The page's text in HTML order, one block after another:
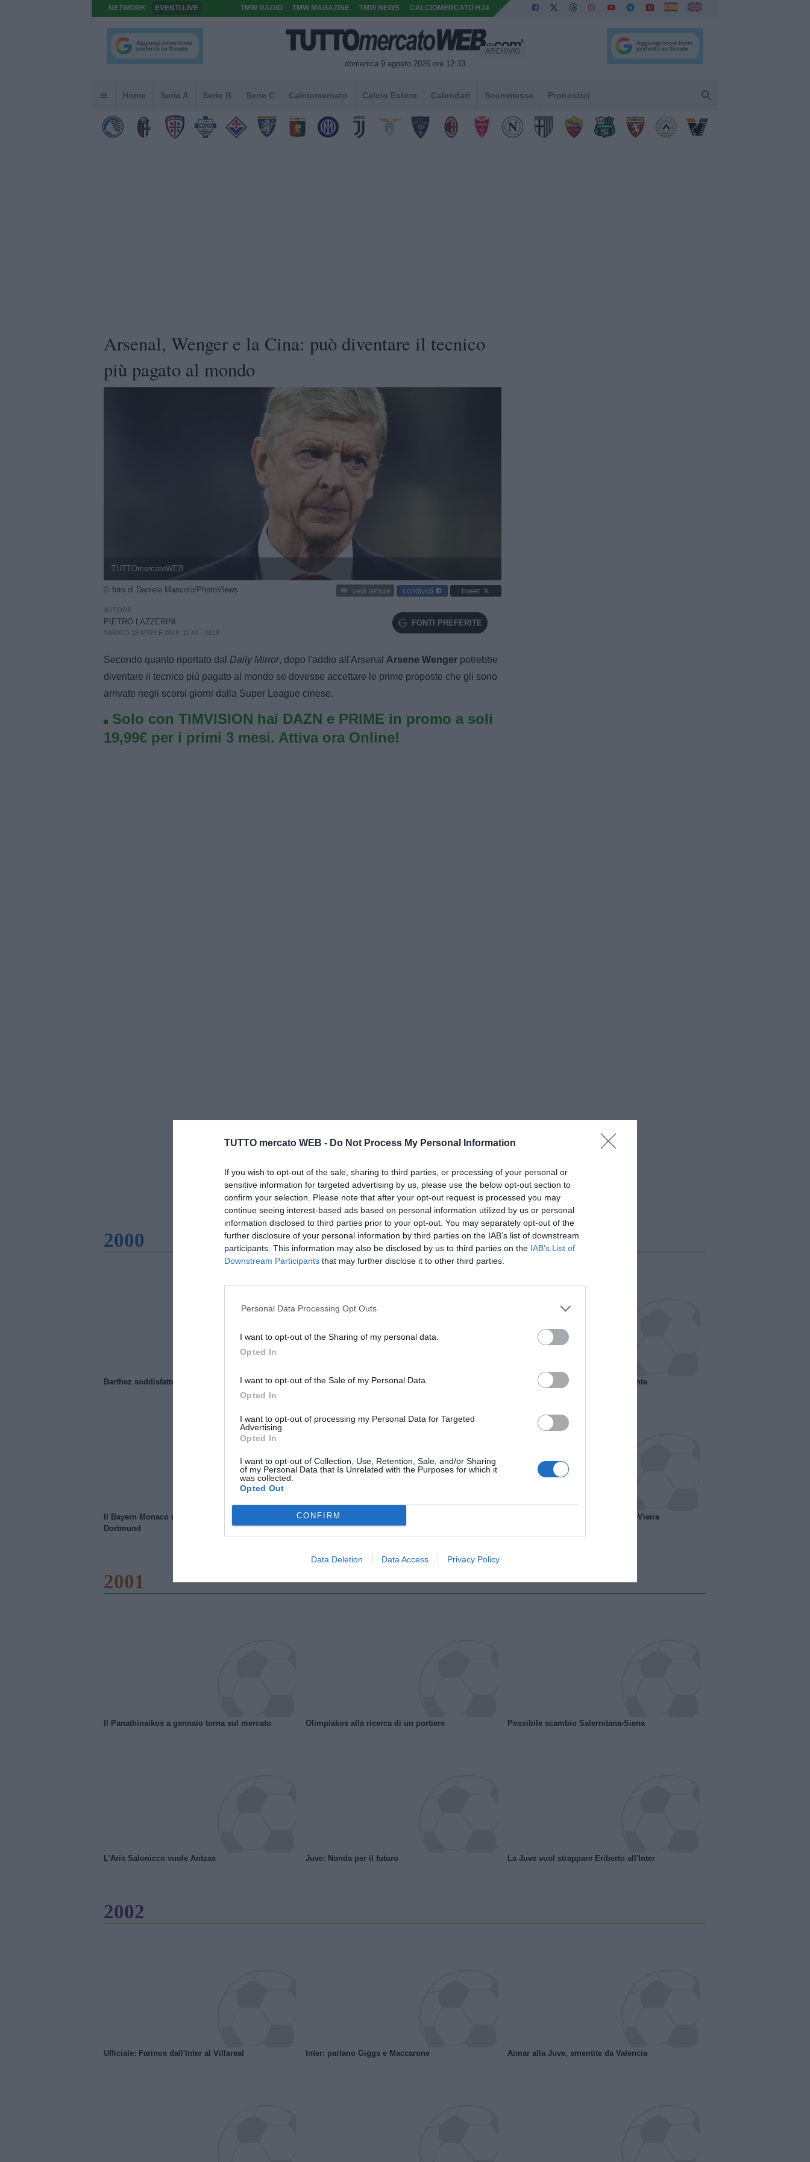
TUTTO mercato WEB - Do Not Process My Personal Information
If you wish to opt-out of the sale, sharing to third parties, or processing of your personal or
sensitive information for targeted advertising by us, please use the below opt-out section to
confirm your selection. Please note that after your opt-out request is processed you may
continue seeing interest-based ads based on personal information utilized by us or personal
information disclosed to third parties prior to your opt-out. You may separately opt-out of the
further disclosure of your personal information by third parties on the IAB’s list of downstream
participants. This information may also be disclosed by us to third parties on the IAB’s List of
Downstream Participants that may further disclose it to other third parties.
Personal Data Processing Opt Outs
I want to opt-out of the Sharing of my personal data.
Opted In
I want to opt-out of the Sale of my Personal Data.
Opted In
I want to opt-out of processing my Personal Data for Targeted
Advertising.
Opted In
I want to opt-out of Collection, Use, Retention, Sale, and/or Sharing
of my Personal Data that Is Unrelated with the Purposes for which it
was collected.
Opted Out
CONFIRM
Data Deletion Data Access Privacy Policy
NETWORK EVENTI LIVE TMW RADIO TMW MAGAZINE TMW NEWS CALCIOMERCATO H24
domenica 9 agosto 2026 ore 12:33
ARCHIVIO
Home Serie A Serie B Serie C Calciomercato Calcio Estero Calendari Scommesse Pronostici
Arsenal, Wenger e la Cina: può diventare il tecnico
più pagato al mondo
TUTTOmercatoWEB
© foto di Daniele Mascolo/PhotoViews vedi letture condividi tweet
AUTORE
PIETRO LAZZERINI
SABATO 28 APRILE 2018, 11:42 2018
FONTI PREFERITE
Secondo quanto riportato dal Daily Mirror, dopo l'addio all'Arsenal Arsene Wenger potrebbe
diventare il tecnico più pagato al mondo se dovesse accettare le prime proposte che gli sono
arrivate negli scorsi giorni dalla Super League cinese.
Solo con TIMVISION hai DAZN e PRIME in promo a soli
19,99€ per i primi 3 mesi. Attiva ora Online!
2000
Barthez soddisfatto del Manchester United Il Rayo Vallecano spinge per Zamorano Francia, il Marsiglia senza presidente
Il Bayern Monaco ridimensiona il Borussia
Dortmund
Wiltord vuole giocare A gennaio ipotesi scambio Davids-Vieira
2001
Il Panathinaikos a gennaio torna sul mercato Olimpiakos alla ricerca di un portiere Possibile scambio Salernitana-Siena
L'Aris Salonicco vuole Antzas Juve: Nonda per il futuro La Juve vuol strappare Eriberto all'Inter
2002
Ufficiale: Farinos dall'Inter al Villareal Inter: parlano Giggs e Maccarone Aimar alla Juve, smentite da Valencia